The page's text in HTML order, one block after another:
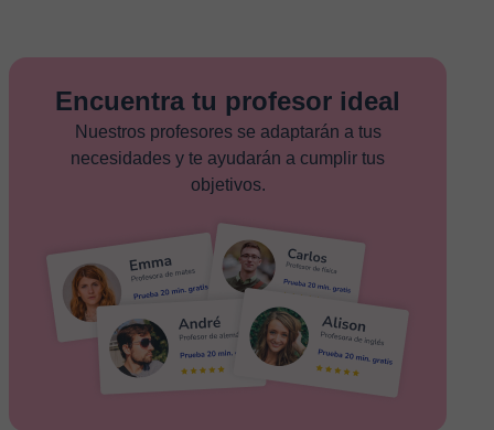
Encuentra tu profesor ideal
Nuestros profesores se adaptarán a tus
necesidades y te ayudarán a cumplir tus
objetivos.